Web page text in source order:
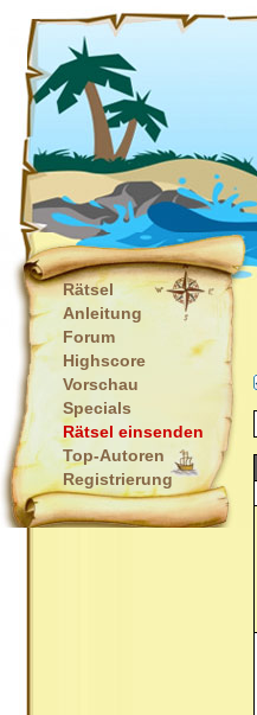
Rätsel
Anleitung
Forum
Highscore
Vorschau
Specials
Rätsel einsenden
Top-Autoren
Registrierung